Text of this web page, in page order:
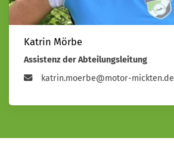
Katrin Mörbe
Assistenz der Abteilungsleitung
katrin.moerbe@motor-mickten.de